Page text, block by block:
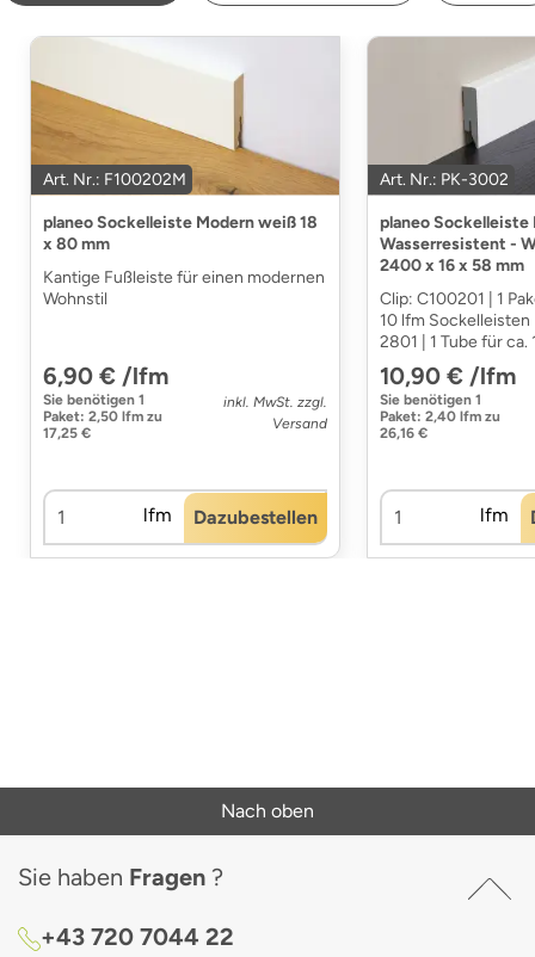
Art. Nr.: F100202M
planeo Sockelleiste Modern weiß 18
x 80 mm
Kantige Fußleiste für einen modernen
Wohnstil
6,90 € /lfm
Sie benötigen 1
Paket: 2,50 lfm zu
17,25 €
inkl. MwSt. zzgl.
Versand
lfm Dazubestellen
Art. Nr.: PK-3002
planeo Sockelleiste
Wasserresistent -
2400 x 16 x 58 mm
Clip: C100201 | 1
10 lfm
2801 | 1 Tube für ca.
10,90 € /lfm
Sie benötigen 1
Paket: 2,40 lfm zu
26,16 €
lfm
Nach oben
Sie haben Fragen ?
+43 720 7044 22